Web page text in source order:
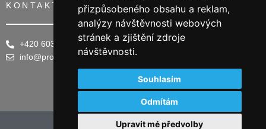
přizpůsobeného obsahu a reklam,
analýzy návštěvnosti webových
stránek a zjištění zdroje
návštěvnosti.
Souhlasím
Odmítám
Upravit mé předvolby
KONTAKTY
+420 603 240 028
info@prostineni.cz